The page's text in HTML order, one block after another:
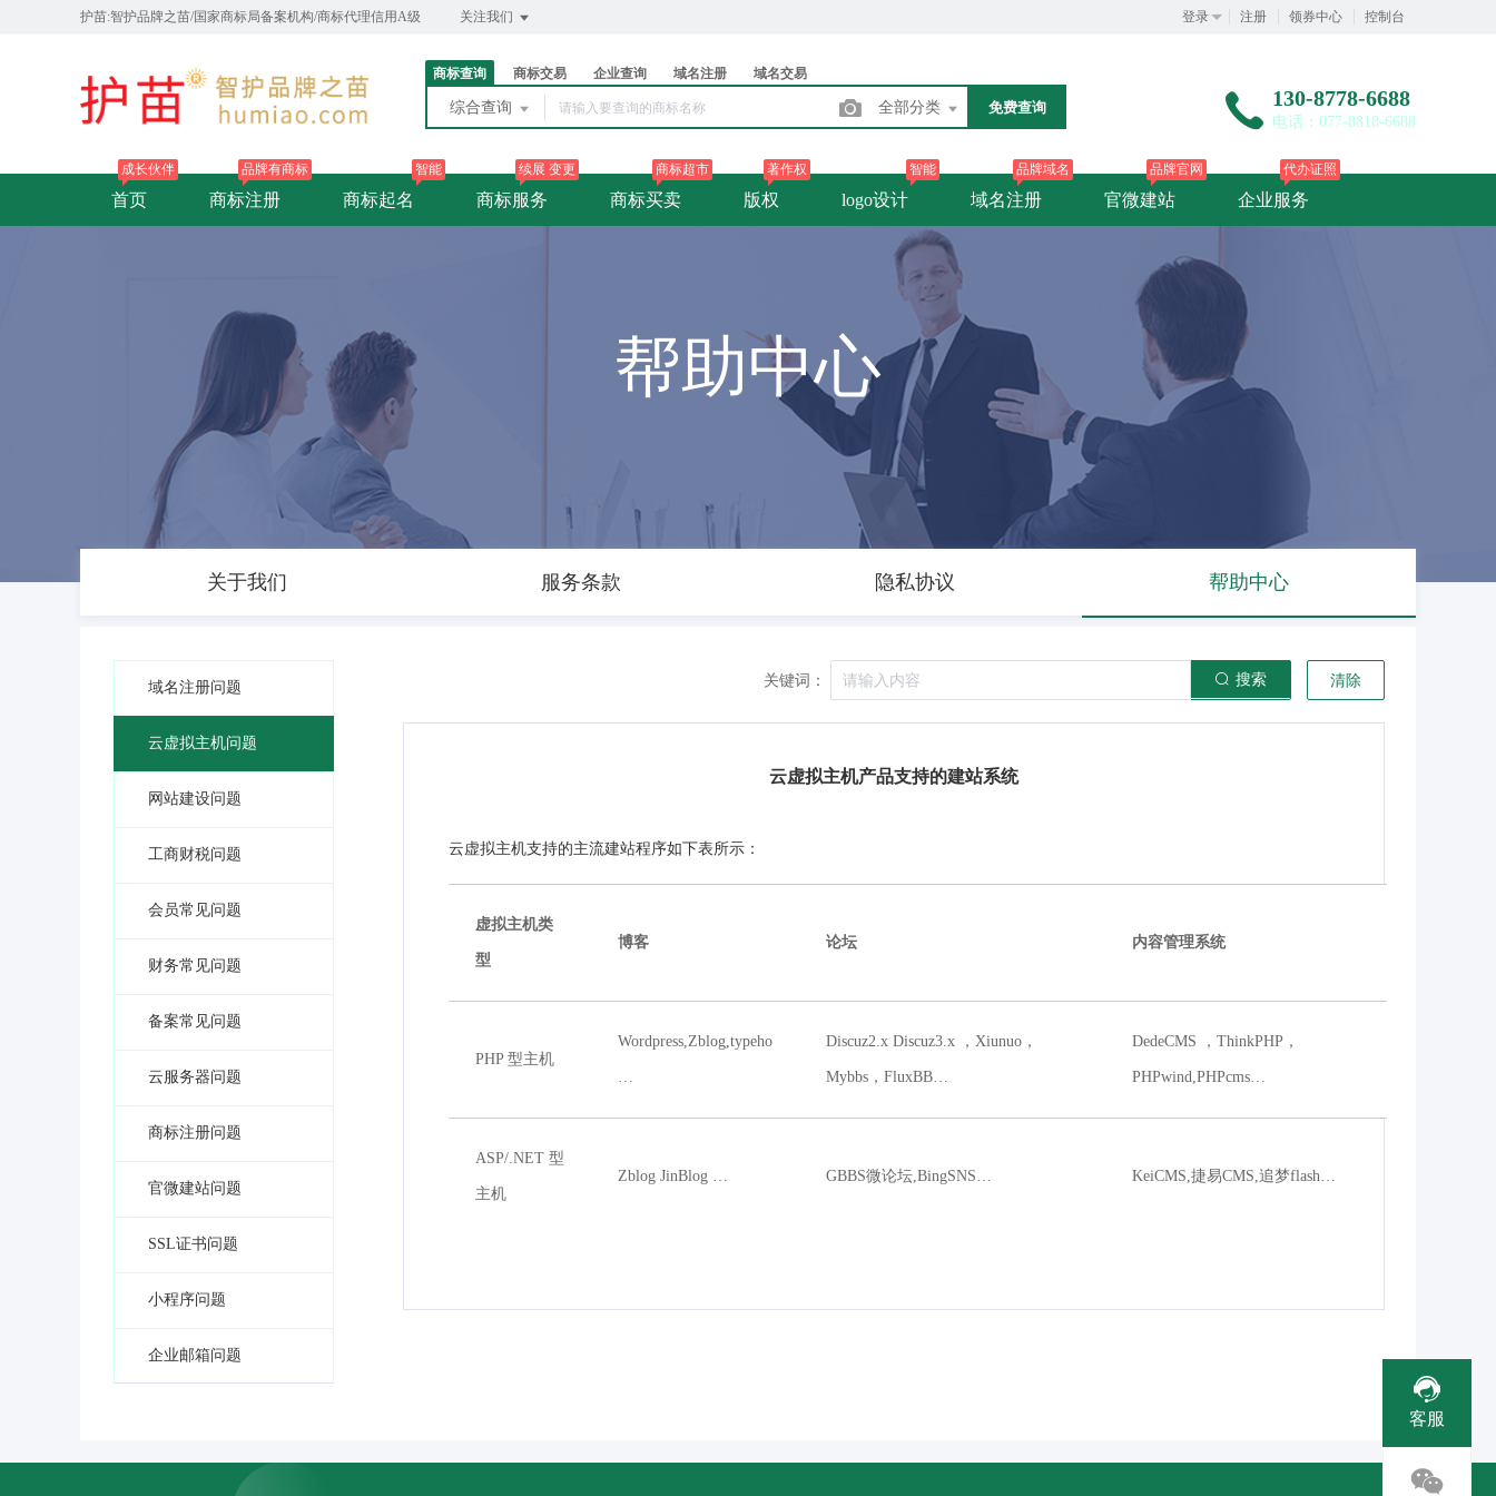
护苗:智护品牌之苗/国家商标局备案机构/商标代理信用A级 关注我们 登录 注册 领券中心 控制台
商标查询 商标交易 企业查询 域名注册 域名交易
综合查询 全部分类 免费查询 130-8778-6688
电话：077-8818-6688
首页
成长伙伴
商标注册
品牌有商标
商标起名
智能
商标服务
续展 变更
商标买卖
商标超市
版权
著作权
logo设计
智能
域名注册
品牌域名
官微建站
品牌官网
企业服务
代办证照
帮助中心
关于我们 服务条款 隐私协议 帮助中心
域名注册问题
云虚拟主机问题
网站建设问题
工商财税问题
会员常见问题
财务常见问题
备案常见问题
云服务器问题
商标注册问题
官微建站问题
SSL证书问题
小程序问题
企业邮箱问题
关键词： 搜索 清除
云虚拟主机产品支持的建站系统
云虚拟主机支持的主流建站程序如下表所示：
虚拟主机类
型
博客 论坛 内容管理系统
PHP 型主机
Wordpress,Zblog,typeho
…
Discuz2.x Discuz3.x ，Xiunuo，
Mybbs，FluxBB…
DedeCMS ，ThinkPHP，
PHPwind,PHPcms…
ASP/.NET 型
主机
Zblog JinBlog … GBBS微论坛,BingSNS… KeiCMS,捷易CMS,追梦flash…
客服